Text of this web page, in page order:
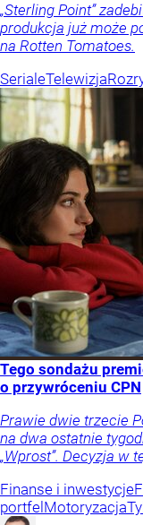
„Sterling Point”
produkcja już może
na Rotten Tomatoes.
SerialeTelewizja
Tego sondażu
o przywróceniu CPN
Prawie dwie trzecie
na dwa ostatnie
„Wprost”. Decyzja w
Finanse i inwestycje
portfel Motoryzacja